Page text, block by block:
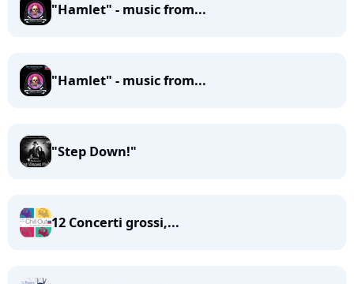
"Hamlet" - music from...
"Hamlet" - music from...
"Step Down!"
12 Concerti grossi,...